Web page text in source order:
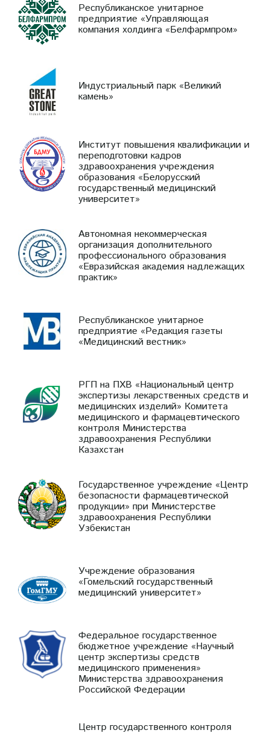
Республиканское унитарное
предприятие «Управляющая
компания холдинга «Белфармпром»
Индустриальный парк «Великий
камень»
Институт повышения квалификации и
переподготовки кадров
здравоохранения учреждения
образования «Белорусский
государственный медицинский
университет»
Автономная некоммерческая
организация дополнительного
профессионального образования
«Евразийская академия надлежащих
практик»
Республиканское унитарное
предприятие «Редакция газеты
«Медицинский вестник»
РГП на ПХВ «Национальный центр
экспертизы лекарственных средств и
медицинских изделий» Комитета
медицинского и фармацевтического
контроля Министерства
здравоохранения Республики
Казахстан
Государственное учреждение «Центр
безопасности фармацевтической
продукции» при Министерстве
здравоохранения Республики
Узбекистан
Учреждение образования
«Гомельский государственный
медицинский университет»
Федеральное государственное
бюджетное учреждение «Научный
центр экспертизы средств
медицинского применения»
Министерства здравоохранения
Российской Федерации
Центр государственного контроля